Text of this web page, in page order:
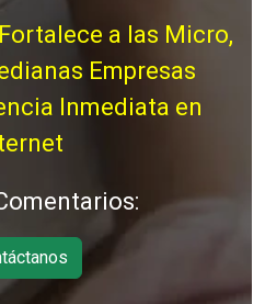
a las Micro,
Empresas
Inmediata en